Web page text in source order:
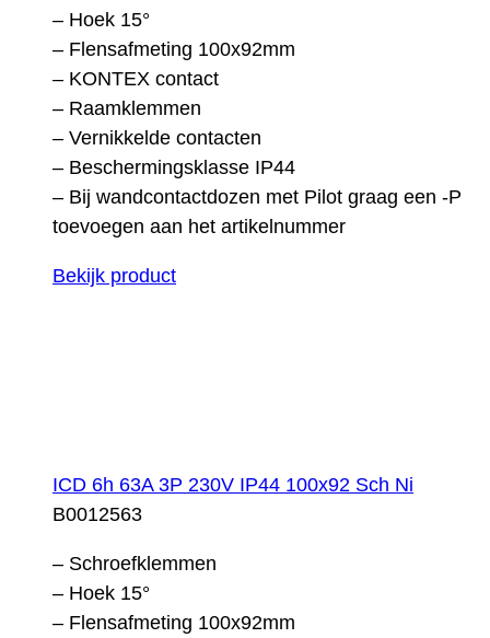
– Hoek 15°
– Flensafmeting 100x92mm
– KONTEX contact
– Raamklemmen
– Vernikkelde contacten
– Beschermingsklasse IP44
– Bij wandcontactdozen met Pilot graag een -P
toevoegen aan het artikelnummer
Bekijk product
ICD 6h 63A 3P 230V IP44 100x92 Sch Ni
B0012563
– Schroefklemmen
– Hoek 15°
– Flensafmeting 100x92mm